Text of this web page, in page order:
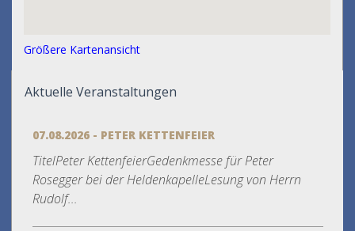
Größere Kartenansicht
Aktuelle Veranstaltungen
07.08.2026 - PETER KETTENFEIER
TitelPeter KettenfeierGedenkmesse für Peter
Rosegger bei der HeldenkapelleLesung von Herrn
Rudolf...